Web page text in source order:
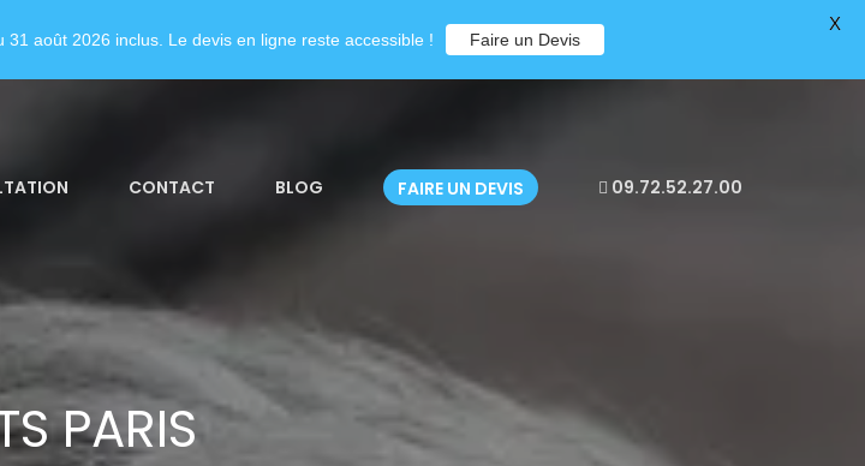
CONTACT BLOG FAIRE UN DEVIS 09.72.52.27.00
PARIS
août 2026 inclus. Le devis en ligne reste accessible ! Faire un Devis
X